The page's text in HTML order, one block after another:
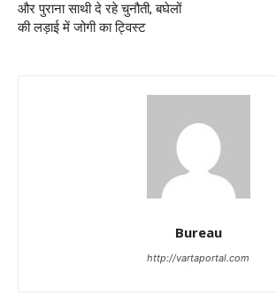
और पुराना साथी दे रहे चुनौती, बघेलों
की लड़ाई में जोगी का ट्विस्ट
Bureau
http://vartaportal.com